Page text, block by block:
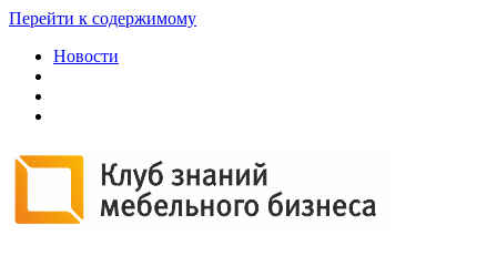
Перейти к содержимому
Новости